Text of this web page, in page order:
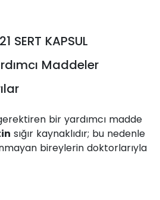
SERT KAPSUL
Maddeler
bir yardımcı madde
sığır kaynaklıdır; bu nedenle
bireylerin doktorlarıyla